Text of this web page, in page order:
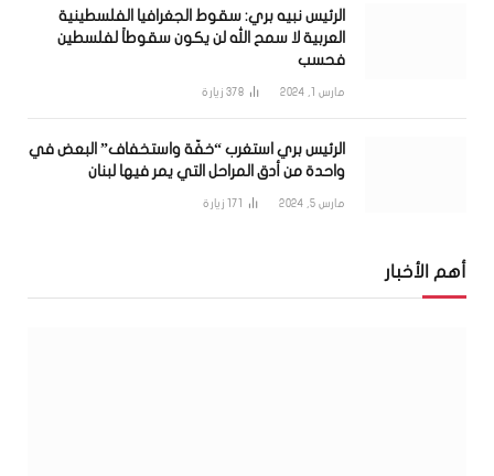
الرئيس نبيه بري: سقوط الجغرافيا الفلسطينية
العربية لا سمح الله لن يكون سقوطاً لفلسطين
فحسب
مارس 1, 2024 378 زيارة
الرئيس بري استغرب “خفّة واستخفاف” البعض في
واحدة من أدق المراحل التي يمر فيها لبنان
مارس 5, 2024 171 زيارة
أهم الأخبار